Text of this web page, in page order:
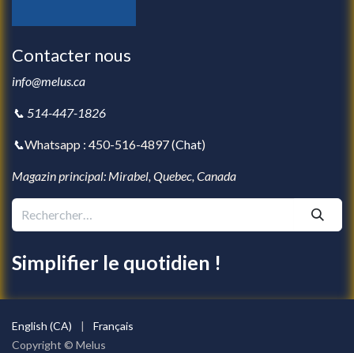
Contacter nous
info@melus.ca
📞 514-447-1826
📞Whatsapp : 450-516-4897 (Chat)
Magazin principal: Mirabel, Quebec, Canada
Simplifier le quotidien !
Copyright © Melus
English (CA) | Français